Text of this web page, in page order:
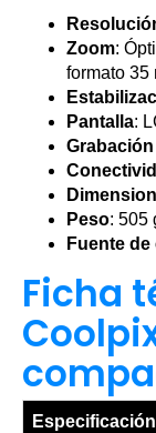
Zoom:
formato 35
Pantalla:
Peso: 505
Fuente
Ficha
Especificación